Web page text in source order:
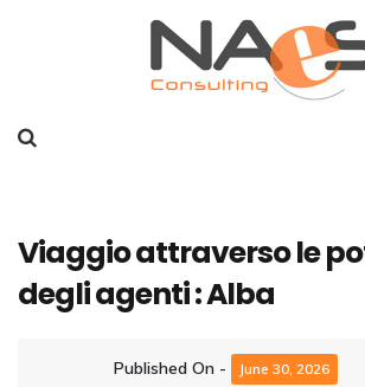
Viaggio attraverso le
degli agenti : Alba
Published On - June 30, 2026